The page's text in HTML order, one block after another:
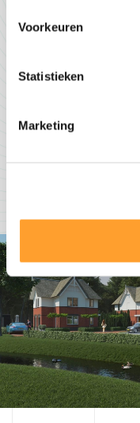
Voorkeuren
Statistieken
Marketing